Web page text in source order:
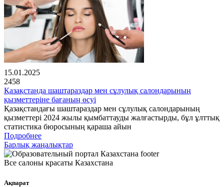
15.01.2025
2458
Қазақстанда шаштараздар мен сұлулық салондарының
қызметтеріне бағаның өсуі
Қазақстандағы шаштараздар мен сұлулық салондарының
қызметтері 2024 жылы қымбаттауды жалғастырды, бұл ұлттық
статистика бюросының қараша айын
Подробнее
Барлық жаңалықтар
Все салоны красаты Казахстана
Ақпарат